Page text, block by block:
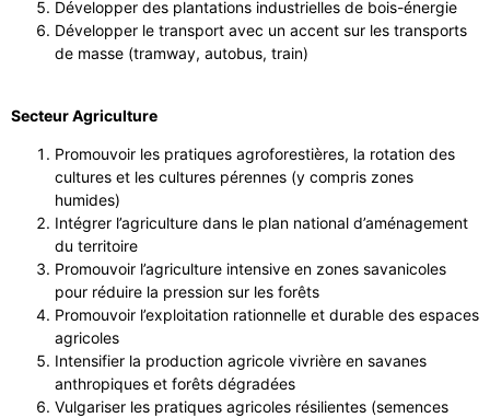
Développer des plantations industrielles de bois-énergie
Développer le transport avec un accent sur les transports
de masse (tramway, autobus, train)
Secteur Agriculture
Promouvoir les pratiques agroforestières, la rotation des
cultures et les cultures pérennes (y compris zones
humides)
Intégrer l’agriculture dans le plan national d’aménagement
du territoire
Promouvoir l’agriculture intensive en zones savanicoles
pour réduire la pression sur les forêts
Promouvoir l’exploitation rationnelle et durable des espaces
agricoles
Intensifier la production agricole vivrière en savanes
anthropiques et forêts dégradées
Vulgariser les pratiques agricoles résilientes (semences